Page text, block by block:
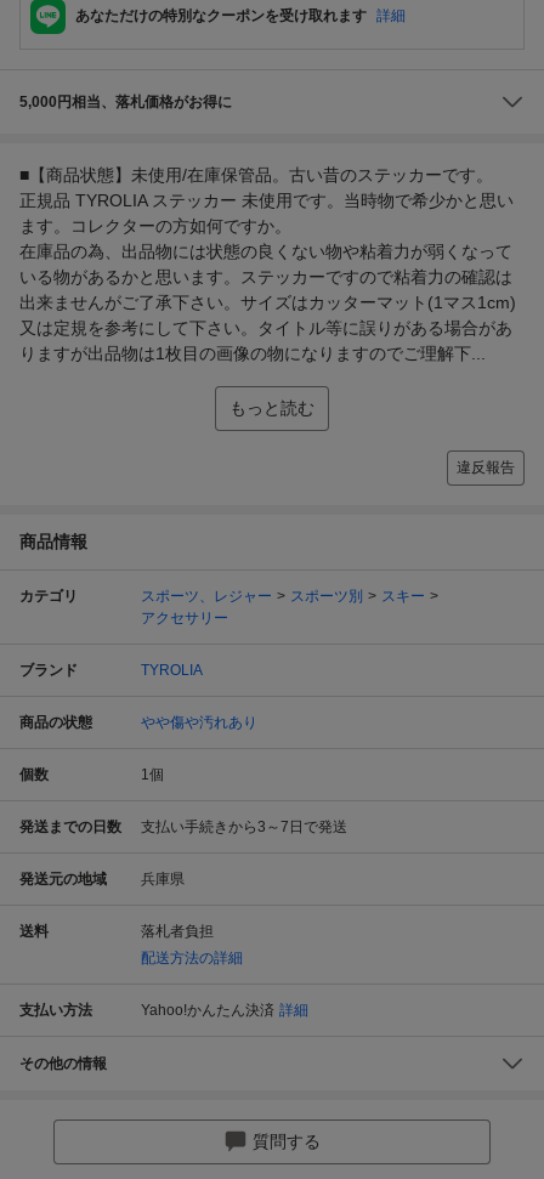
あなただけの特別なクーポンを受け取れます 詳細
5,000円相当、落札価格がお得に
■【商品状態】未使用/在庫保管品。古い昔のステッカーです。
正規品 TYROLIA ステッカー 未使用です。当時物で希少かと思い
ます。コレクターの方如何ですか。
在庫品の為、出品物には状態の良くない物や粘着力が弱くなって
いる物があるかと思います。ステッカーですので粘着力の確認は
出来ませんがご了承下さい。サイズはカッターマット(1マス1cm)
又は定規を参考にして下さい。タイトル等に誤りがある場合があ
りますが出品物は1枚目の画像の物になりますのでご理解下...
もっと読む
違反報告
商品情報
カテゴリ スポーツ、レジャー スポーツ別
スキー
アクセサリー
ブランド TYROLIA
商品の状態 やや傷や汚れあり
個数 1個
発送までの日数 支払い手続きから3～7日で発送
発送元の地域 兵庫県
送料
落札者負担
配送方法の詳細
支払い方法 Yahoo!かんたん決済 詳細
その他の情報
質問する